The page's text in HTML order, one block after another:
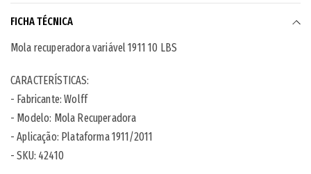
FICHA TÉCNICA
Mola recuperadora variável 1911 10 LBS
CARACTERÍSTICAS:
- Fabricante: Wolff
- Modelo: Mola Recuperadora
- Aplicação: Plataforma 1911/2011
-SKU: 42410